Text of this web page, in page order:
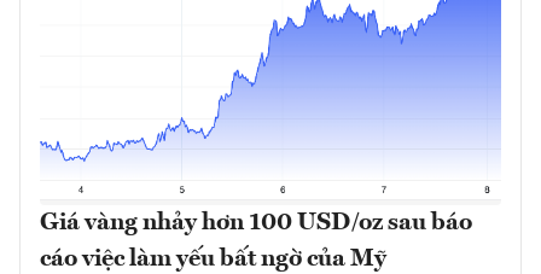
Giá vàng nhảy hơn 100 USD/oz sau báo
cáo việc làm yếu bất ngờ của Mỹ